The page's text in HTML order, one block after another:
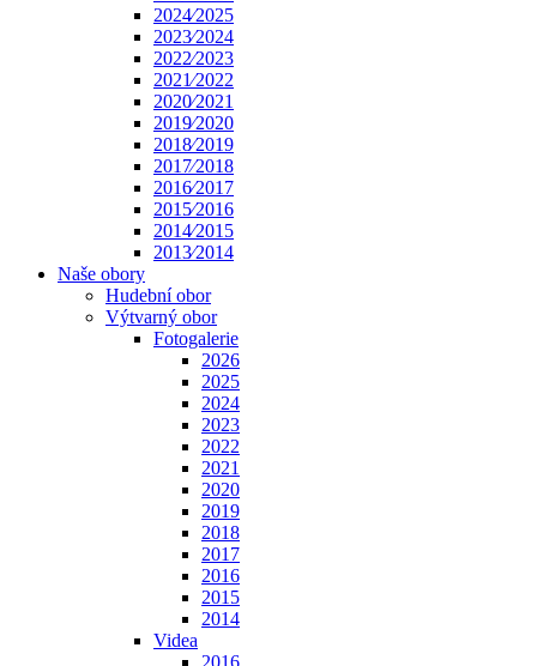
2024⁄2025
2023⁄2024
2022⁄2023
2021⁄2022
2020⁄2021
2019⁄2020
2018⁄2019
2017⁄2018
2016⁄2017
2015⁄2016
2014⁄2015
2013⁄2014
Naše obory
Hudební obor
Výtvarný obor
Fotogalerie
2026
2025
2024
2023
2022
2021
2020
2019
2018
2017
2016
2015
2014
Videa
2016